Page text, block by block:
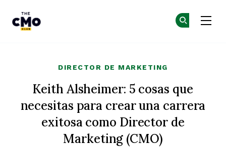
DIRECTOR DE MARKETING
Keith Alsheimer: 5 cosas que
necesitas para crear una carrera
exitosa como Director de
Marketing (CMO)